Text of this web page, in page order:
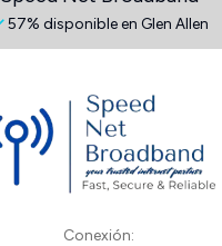
57% disponible en Glen Allen
Conexión: